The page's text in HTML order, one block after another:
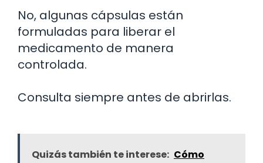
No, algunas cápsulas están
formuladas para liberar el
medicamento de manera
controlada.
Consulta siempre antes de abrirlas.
Quizás también te interese: Cómo